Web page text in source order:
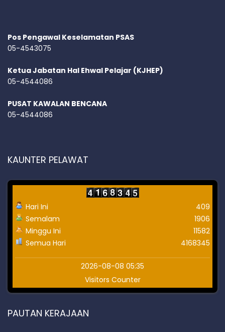
Pos Pengawal Keselamatan PSAS
05-4543075
Ketua Jabatan Hal Ehwal Pelajar (KJHEP)
05-4544086
PUSAT KAWALAN BENCANA
05-4544086
KAUNTER PELAWAT
Hari Ini
Semalam
Minggu Ini
Semua Hari
409
1906
11582
4168345
2026-08-08 05:35
Visitors Counter
PAUTAN KERAJAAN